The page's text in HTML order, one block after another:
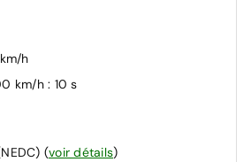
h
km/h : 10 s
(voir détails)